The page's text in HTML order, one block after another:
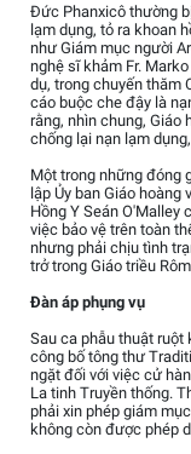
Đức Phanxicô thường
lạm dụng, tỏ ra khoan
như Giám mục người
nghệ sĩ khảm Fr.
dụ, trong chuyến thăm
cáo buộc che đậy là
rằng, nhìn chung,
chống lại nạn lạm
Một trong những đóng
lập Ủy ban Giáo hoàng
Hồng Y Seán O'Malley
việc bảo vệ trên toàn
nhưng phải chịu tình
trở trong Giáo triều
Đàn áp phụng vụ
Sau ca phẫu thuật
công bố tông thư
ngặt đối với việc cử
La tinh Truyền thống.
phải xin phép giám
không còn được phép